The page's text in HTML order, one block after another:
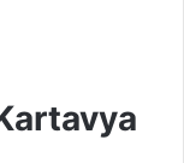
Kartavya